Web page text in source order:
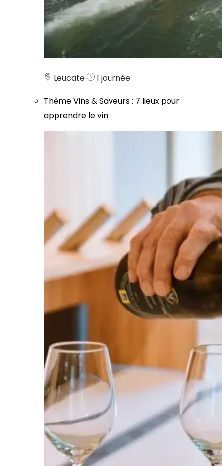
Leucate
1 journée
ThèmeVins & Saveurs: 7 lieux pour
apprendre le vin